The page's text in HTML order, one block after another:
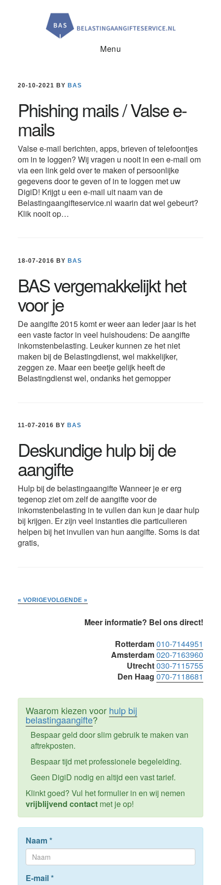
Menu
bas
20-10-2021 BY BAS
Phishing mails / Valse e-
mails
Valse e-mail berichten, apps, brieven of telefoontjes
om in te loggen? Wij vragen u nooit in een e-mail om
via een link geld over te maken of persoonlijke
gegevens door te geven of in te loggen met uw
DigiD! Krijgt u een e-mail uit naam van de
Belastingaangifteservice.nl waarin dat wel gebeurt?
Klik nooit op…
18-07-2016 BY BAS
BAS vergemakkelijkt het
voor je
De aangifte 2015 komt er weer aan Ieder jaar is het
een vaste factor in veel huishoudens: De aangifte
inkomstenbelasting. Leuker kunnen ze het niet
maken bij de Belastingdienst, wel makkelijker,
zeggen ze. Maar een beetje gelijk heeft de
Belastingdienst wel, ondanks het gemopper
11-07-2016 BY BAS
Deskundige hulp bij de
aangifte
Hulp bij de belastingaangifte Wanneer je er erg
tegenop ziet om zelf de aangifte voor de
inkomstenbelasting in te vullen dan kun je daar hulp
bij krijgen. Er zijn veel instanties die particulieren
helpen bij het invullen van hun aangifte. Soms is dat
gratis,
« VORIGEVOLGENDE »
Meer informatie? Bel ons direct!
Rotterdam010-7144951
Amsterdam020-7163960
Utrecht030-7115755
Den Haag 070-7118681
Waarom kiezen voor hulp bij
belastingaangifte?
Bespaar geld door slim gebruik te maken van
aftrekposten.
Bespaar tijd met professionele begeleiding.
Geen DigiD nodig en altijd een vast tarief.
Klinkt goed? Vul het formulier in en wij nemen
vrijblijvend contactmet je op!
Naam*
E-mail*